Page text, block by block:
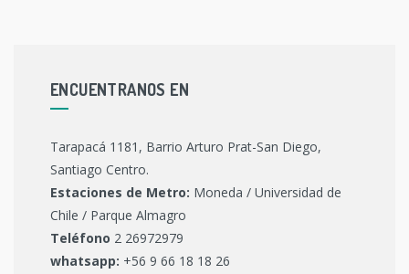
ENCUENTRANOS EN
Tarapacá 1181, Barrio Arturo Prat-San Diego,
Santiago Centro.
Estaciones de Metro: Moneda / Universidad de
Chile / Parque Almagro
Teléfono 2 26972979
whatsapp: +56 9 66 18 18 26